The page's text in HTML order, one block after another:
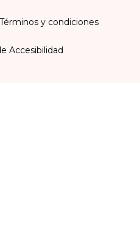
Términos y condiciones
Accesibilidad